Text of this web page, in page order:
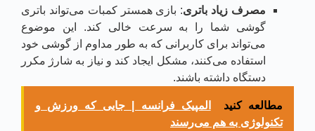
مصرف زیاد باتری: بازی همستر کمبات می‌تواند باتری
گوشی شما را به سرعت خالی کند. این موضوع
می‌تواند برای کاربرانی که به طور مداوم از گوشی خود
استفاده می‌کنند، مشکل ایجاد کند و نیاز به شارژ مکرر
دستگاه داشته باشند.
مطالعه کنید
المپیک فرانسه | جایی که ورزش و
تکنولوژی به هم می‌رسند